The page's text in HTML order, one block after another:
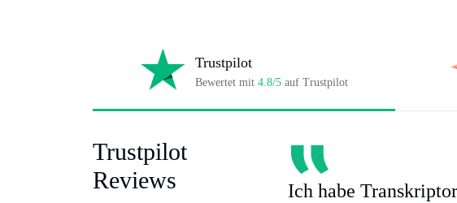
Trustpilot
Bewertet mit 4.8/5auf Trustpilot
Trustpilot
Reviews
Ich habe